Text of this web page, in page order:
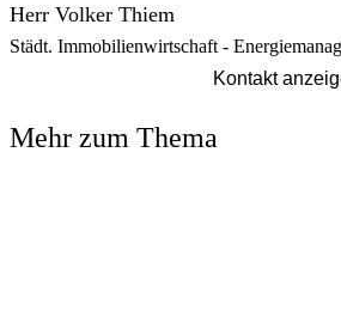
Herr Volker Thiem
Städt. Immobilienwirtschaft -
Kontakt
Mehr zum Thema